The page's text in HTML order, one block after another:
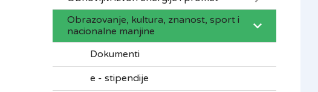
Obrazovanje, kultura, znanost, sport i
nacionalne manjine
Dokumenti
e - stipendije